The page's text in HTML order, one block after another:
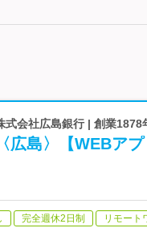
式会社広島銀行 | 創業1878
〈広島〉【WEBア
完全週休2日制 リモート